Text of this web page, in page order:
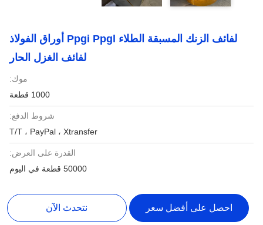
لفائف الزنك المسبقة الطلاء Ppgi Ppgl أوراق الفولاذ
لفائف الغزل الحار
موك:
1000 قطعة
شروط الدفع:
T/T ، PayPal ، Xtransfer
القدرة على العرض:
50000 قطعة في اليوم
احصل على أفضل سعر نتحدث الآن